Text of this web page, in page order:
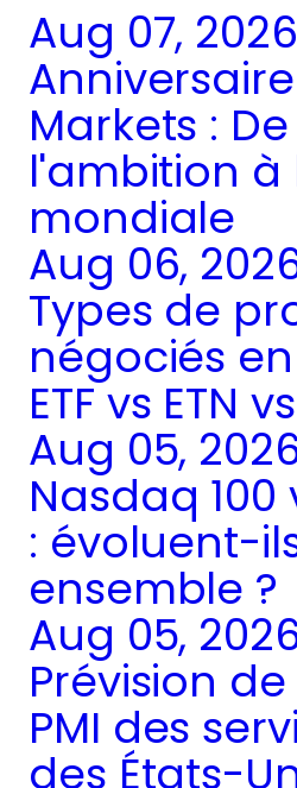
Aug 07,
Markets : De
l'ambition
mondiale
Aug 06,
Types de
négociés
ETF vs ETN
Aug 05,
Nasdaq 100
: évoluent-
ensemble ?
Aug 05,
Prévision
PMI des
des États-